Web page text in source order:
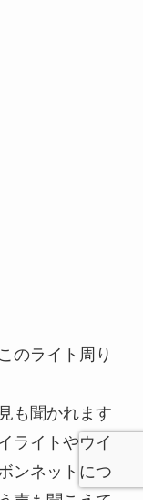
のライト周り
も聞かれます
ライトやウイ
ンネットにつ